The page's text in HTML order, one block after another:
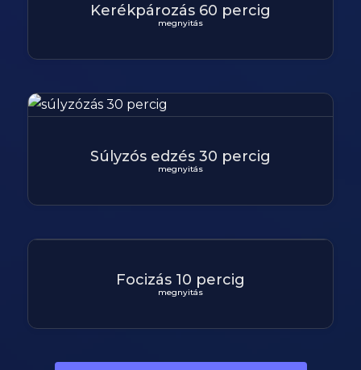
Kerékpározás 60 percig
megnyitás
Súlyzós edzés 30 percig
megnyitás
Focizás 10 percig
megnyitás